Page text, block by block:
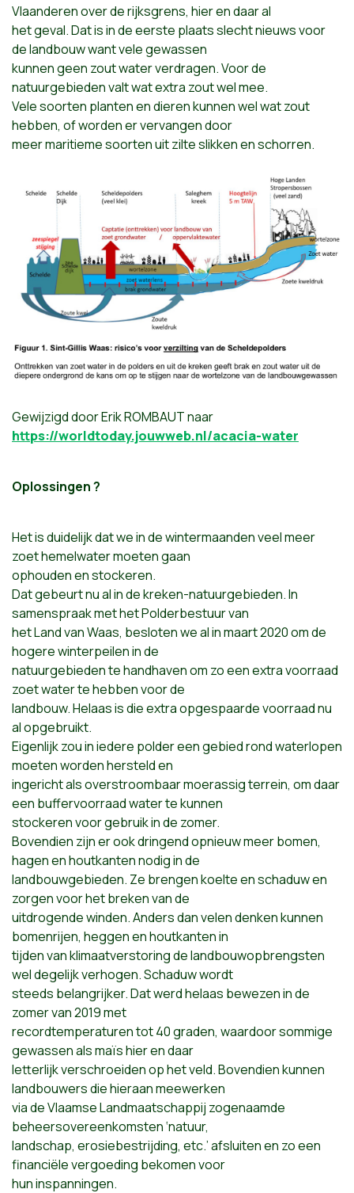
Vlaanderen over de rijksgrens, hier en daar al
het geval. Dat is in de eerste plaats slecht nieuws voor
de landbouw want vele gewassen
kunnen geen zout water verdragen. Voor de
natuurgebieden valt wat extra zout wel mee.
Vele soorten planten en dieren kunnen wel wat zout
hebben, of worden er vervangen door
meer maritieme soorten uit zilte slikken en schorren.
Gewijzigd door Erik ROMBAUT naar
https://worldtoday.jouwweb.nl/acacia-water
Oplossingen ?
Het is duidelijk dat we in de wintermaanden veel meer
zoet hemelwater moeten gaan
ophouden en stockeren.
Dat gebeurt nu al in de kreken-natuurgebieden. In
samenspraak met het Polderbestuur van
het Land van Waas, besloten we al in maart 2020 om de
hogere winterpeilen in de
natuurgebieden te handhaven om zo een extra voorraad
zoet water te hebben voor de
landbouw. Helaas is die extra opgespaarde voorraad nu
al opgebruikt.
Eigenlijk zou in iedere polder een gebied rond waterlopen
moeten worden hersteld en
ingericht als overstroombaar moerassig terrein, om daar
een buffervoorraad water te kunnen
stockeren voor gebruik in de zomer.
Bovendien zijn er ook dringend opnieuw meer bomen,
hagen en houtkanten nodig in de
landbouwgebieden. Ze brengen koelte en schaduw en
zorgen voor het breken van de
uitdrogende winden. Anders dan velen denken kunnen
bomenrijen, heggen en houtkanten in
tijden van klimaatverstoring de landbouwopbrengsten
wel degelijk verhogen. Schaduw wordt
steeds belangrijker. Dat werd helaas bewezen in de
zomer van 2019 met
recordtemperaturen tot 40 graden, waardoor sommige
gewassen als maïs hier en daar
letterlijk verschroeiden op het veld. Bovendien kunnen
landbouwers die hieraan meewerken
via de Vlaamse Landmaatschappij zogenaamde
beheersovereenkomsten ‘natuur,
landschap, erosiebestrijding, etc.’ afsluiten en zo een
financiële vergoeding bekomen voor
hun inspanningen.